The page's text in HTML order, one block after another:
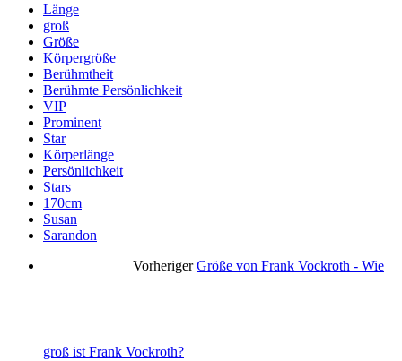
Länge
groß
Größe
Körpergröße
Berühmtheit
Berühmte Persönlichkeit
VIP
Prominent
Star
Körperlänge
Persönlichkeit
Stars
170cm
Susan
Sarandon
Vorheriger Größe von Frank Vockroth - Wie
groß ist Frank Vockroth?